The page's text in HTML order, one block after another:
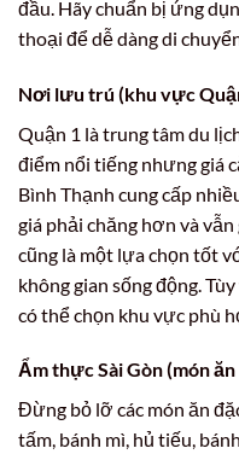
đầu. Hãy chuẩn bị ứng
thoại để dễ dàng di
Nơi lưu trú (khu vực
Quận 1 là trung tâm du
điểm nổi tiếng nhưng giá
Bình Thạnh cung cấp
giá phải chăng hơn và
cũng là một lựa chọn tốt
không gian sống động.
có thể chọn khu vực phù
Ẩm thực Sài Gòn (món
Đừng bỏ lỡ các món ăn
tấm, bánh mì, hủ tiếu,